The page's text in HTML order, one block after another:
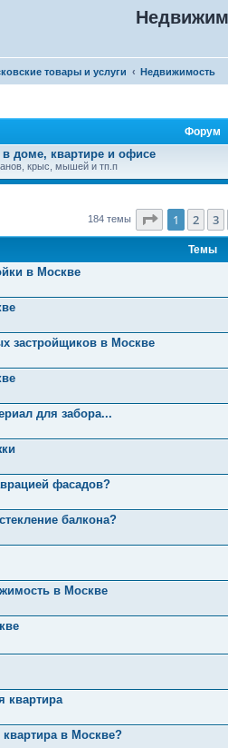
товары и услуги Недвижимость
Форум
в доме, квартире и офисе
крыс, мышей и тп.п
184 темы Страница
1 2 3
Темы
в Москве
застройщиков в Москве
для забора...
фасадов?
балкона?
в Москве
квартира
в Москве?